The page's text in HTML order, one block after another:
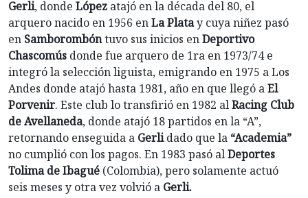
Gerli, donde López atajó en la década del 80, el
arquero nacido en 1956 enLa Platay cuya niñez pasó
en Samborombóntuvo sus inicios enDeportivo
Chascomús donde fue arquero de 1ra en 1973/74 e
integró la selección liguista, emigrando en 1975 a Los
Andes donde atajó hasta 1981, año en que llegó aEl
Porvenir. Este club lo transfirió en 1982 alRacing Club
de Avellaneda, donde atajó 18 partidos en la “A”,
retornando enseguida a Gerlidado que la “Academia”
no cumplió con los pagos. En 1983 pasó alDeportes
Tolima de Ibagué (Colombia), pero solamente actuó
seis meses y otra vez volvió a Gerli.